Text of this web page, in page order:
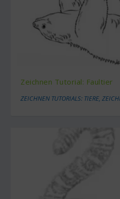
Zeichnen Tutorial: Faultier
ZEICHNEN TUTORIALS: TIERE,